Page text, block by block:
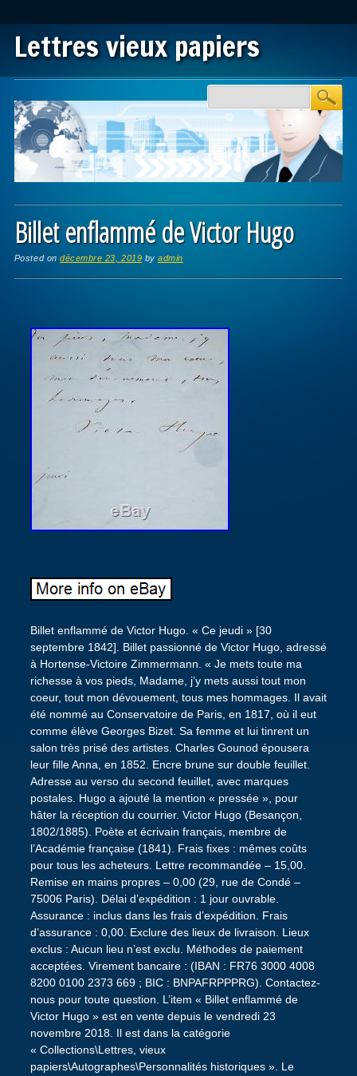
Lettres vieux papiers
Main menu
Billet enflammé de Victor Hugo
Posted ondécembre 23, 2019 byadmin
Billet enflammé de Victor Hugo. « Ce jeudi » [30
septembre 1842]. Billet passionné de Victor Hugo, adressé
à Hortense-Victoire Zimmermann. « Je mets toute ma
richesse à vos pieds, Madame, j’y mets aussi tout mon
coeur, tout mon dévouement, tous mes hommages. Il avait
été nommé au Conservatoire de Paris, en 1817, où il eut
comme élève Georges Bizet. Sa femme et lui tinrent un
salon très prisé des artistes. Charles Gounod épousera
leur fille Anna, en 1852. Encre brune sur double feuillet.
Adresse au verso du second feuillet, avec marques
postales. Hugo a ajouté la mention « pressée », pour
hâter la réception du courrier. Victor Hugo (Besançon,
1802/1885). Poète et écrivain français, membre de
l’Académie française (1841). Frais fixes : mêmes coûts
pour tous les acheteurs. Lettre recommandée – 15,00.
Remise en mains propres – 0,00 (29, rue de Condé –
75006 Paris). Délai d’expédition : 1 jour ouvrable.
Assurance : inclus dans les frais d’expédition. Frais
d’assurance : 0,00. Exclure des lieux de livraison. Lieux
exclus : Aucun lieu n’est exclu. Méthodes de paiement
acceptées. Virement bancaire : (IBAN : FR76 3000 4008
8200 0100 2373 669 ; BIC : BNPAFRPPPRG). Contactez-
nous pour toute question. L’item « Billet enflammé de
Victor Hugo » est en vente depuis le vendredi 23
novembre 2018. Il est dans la catégorie
« Collections\Lettres, vieux
papiers\Autographes\Personnalités historiques ». Le